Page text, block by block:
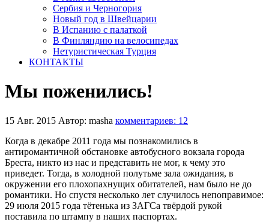
Сербия и Черногория
Новый год в Швейцарии
В Испанию с палаткой
В Финляндию на велосипедах
Нетуристическая Турция
КОНТАКТЫ
Мы поженились!
15 Авг. 2015 Автор: masha комментариев: 12
Когда в декабре 2011 года мы познакомились в
антиромантичной обстановке автобусного вокзала города
Бреста, никто из нас и представить не мог, к чему это
приведет. Тогда, в холодной полутьме зала ожидания, в
окружении его плохопахнущих обитателей, нам было не до
романтики. Но спустя несколько лет случилось непоправимое:
29 июля 2015 года тётенька из ЗАГСа твёрдой рукой
поставила по штампу в наших паспортах.